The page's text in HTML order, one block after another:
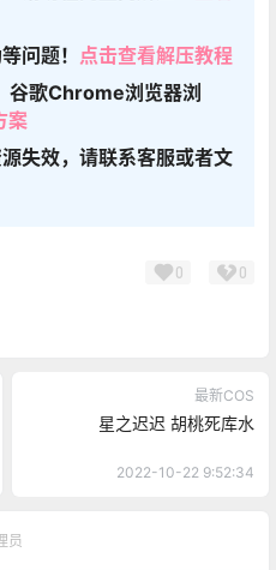
问题！ 点击查看解压教程
谷歌Chrome浏览器浏
案
失效，请联系客服或者文
0 0
最新COS
星之迟迟 胡桃死库水
2022-10-22 9:52:34
员